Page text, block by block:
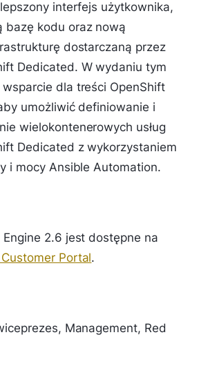
interfejs użytkownika,
bazę kodu oraz nową
dostarczaną przez
Dedicated. W wydaniu tym
dla treści OpenShift
umożliwić definiowanie i
wielokontenerowych usług
Dedicated z wykorzystaniem
i mocy Ansible Automation.
2.6 jest dostępne na
Portal.
Management, Red